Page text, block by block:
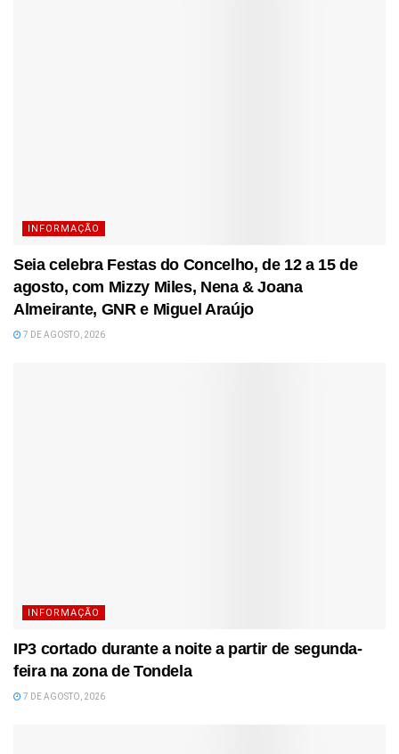
INFORMAÇÃO
Seia celebra Festas do Concelho, de 12 a 15 de
agosto, com Mizzy Miles, Nena & Joana
Almeirante, GNR e Miguel Araújo
7 DE AGOSTO, 2026
INFORMAÇÃO
IP3 cortado durante a noite a partir de segunda-
feira na zona de Tondela
7 DE AGOSTO, 2026